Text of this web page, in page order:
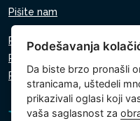
Pišite nam
Pravila o zaštiti ličnih
Pravila o korišćenju kolačića
Podešavanja kolačića
Podešavanja
Da biste brzo pronašli
stranicama, uštedeli
prikazivali oglasi koji
vaša saglasnost za